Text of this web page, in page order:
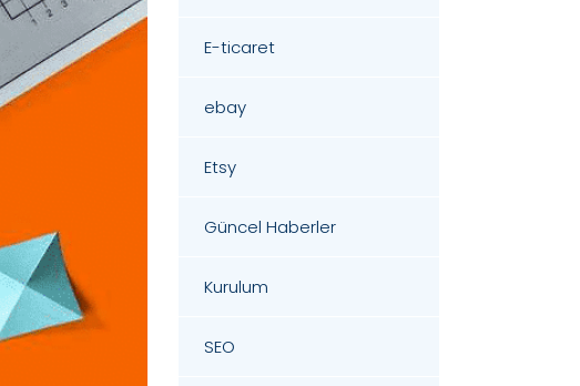
E-ticaret
ebay
Etsy
Güncel Haberler
Kurulum
SEO